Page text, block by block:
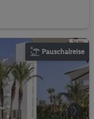
Pauschalreise